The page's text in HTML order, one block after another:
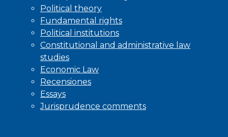
Political theory
Fundamental rights
Political institutions
Constitutional and administrative law
studies
Economic Law
Recensiones
Essays
Jurisprudence comments